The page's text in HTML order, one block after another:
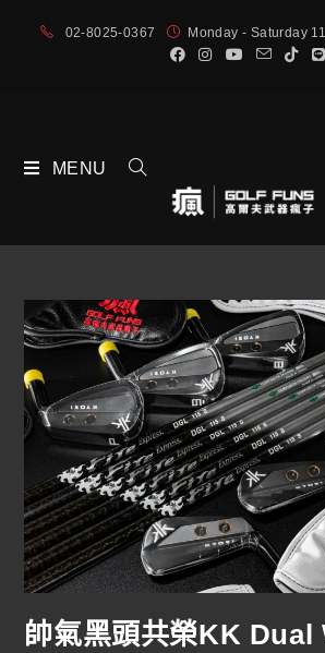
02-8025-0367 Monday - Saturday
MENU
帥氣黑頭共榮KK